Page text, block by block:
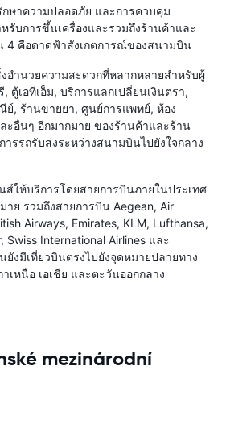
กษาความปลอดภัย และการควบคุม
รับการขึ้นเครื่องและรวมถึงร้านค้าและ
4 คือดาดฟ้าสังเกตการณ์ของสนามบิน
งอำนวยความสะดวกที่หลากหลายสำหรับผู้
ตู้เอทีเอ็ม, บริการแลกเปลี่ยนเงินตรา,
ย์, ร้านขายยา, ศูนย์การแพทย์, ห้อง
ะอื่นๆ อีกมากมาย ของร้านค้าและร้าน
รรถรับส่งระหว่างสนามบินไปยังใจกลาง
ให้บริการโดยสายการบินภายในประเทศ
าย รวมถึงสายการบิน Aegean, Air
Airways, Emirates, KLM, Lufthansa,
Swiss International Airlines และ
ยังมีเที่ยวบินตรงไปยังจุดหมายปลายทาง
เหนือ เอเชีย และตะวันออกกลาง
mezinárodní